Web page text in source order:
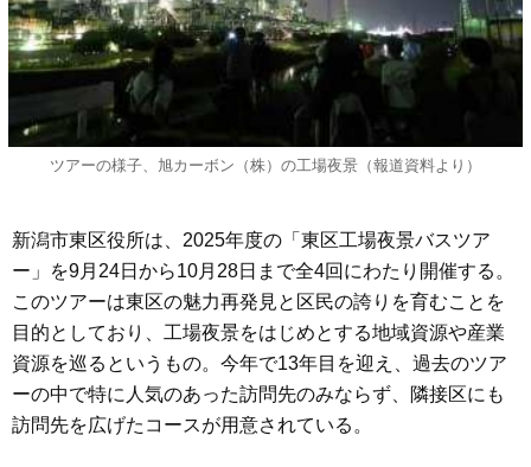
ツアーの様子、旭カーボン（株）の工場夜景（報道資料より）
新潟市東区役所は、2025年度の「東区工場夜景バスツア
ー」を9月24日から10月28日まで全4回にわたり開催する。
このツアーは東区の魅力再発見と区民の誇りを育むことを
目的としており、工場夜景をはじめとする地域資源や産業
資源を巡るというもの。今年で13年目を迎え、過去のツア
ーの中で特に人気のあった訪問先のみならず、隣接区にも
訪問先を広げたコースが用意されている。